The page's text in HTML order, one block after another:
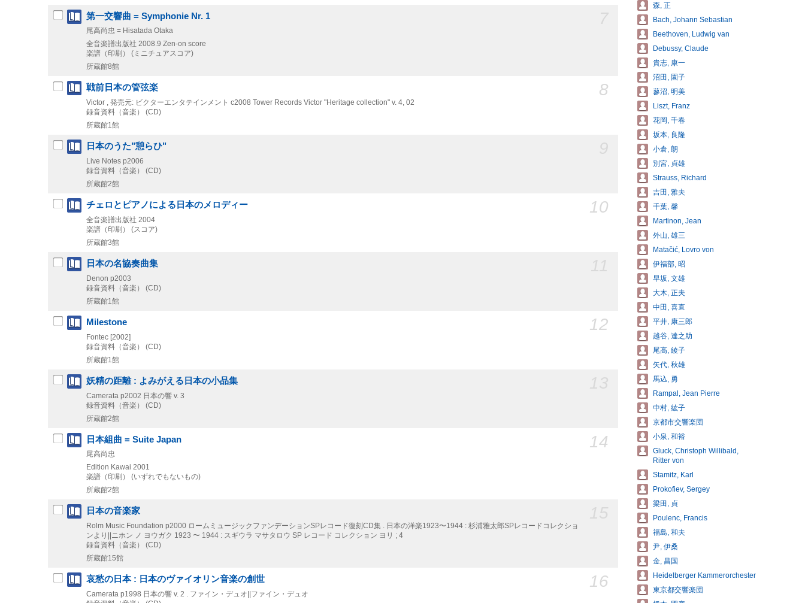
第一交響曲 = Symphonie Nr. 1
尾高尚忠 = Hisatada Otaka
全音楽譜出版社 2008.9 Zen-on score
楽譜（印刷） (ミニチュアスコア)
所蔵館8館
8
戦前日本の管弦楽
Victor , 発売元: ビクターエンタテインメント c2008 Tower Records Victor "Heritage collection" v. 4, 02
録音資料（音楽） (CD)
所蔵館1館
日本のうた"憩らひ"
Live Notes p2006
録音資料（音楽） (CD)
所蔵館2館
10
チェロとピアノによる日本のメロディー
全音楽譜出版社 2004
楽譜（印刷） (スコア)
所蔵館3館
日本の名協奏曲集
Denon p2003
録音資料（音楽） (CD)
所蔵館1館
12
Milestone
Fontec [2002]
録音資料（音楽） (CD)
所蔵館1館
妖精の距離 : よみがえる日本の小品集
Camerata p2002 日本の響 v. 3
録音資料（音楽） (CD)
所蔵館2館
14
日本組曲 = Suite Japan
尾高尚忠
Edition Kawai 2001
楽譜（印刷） (いずれでもないもの)
所蔵館2館
日本の音楽家
Rolm Music Foundation p2000 ロームミュージックファンデーションSPレコード復刻CD集 . 日本の洋楽1923〜1944 : 杉浦雅太郎SPレコードコレクショ
ンより||ニホン ノ ヨウガク 1923 〜 1944 : スギウラ マサタロウ SP レコード コレクション ヨリ ; 4
録音資料（音楽） (CD)
所蔵館15館
16
哀愁の日本 : 日本のヴァイオリン音楽の創世
Camerata p1998 日本の響 v. 2 . ファイン・デュオ||ファイン・デュオ
森, 正
Bach, Johann Sebastian
Beethoven, Ludwig van
Debussy, Claude
貴志, 康一
沼田, 園子
蓼沼, 明美
Liszt, Franz
花岡, 千春
坂本, 良隆
小倉, 朗
別宮, 貞雄
Strauss, Richard
吉田, 雅夫
千葉, 馨
Martinon, Jean
外山, 雄三
Matačić, Lovro von
伊福部, 昭
早坂, 文雄
大木, 正夫
中田, 喜直
平井, 康三郎
越谷, 達之助
尾高, 綾子
矢代, 秋雄
馬込, 勇
Rampal, Jean Pierre
中村, 紘子
京都市交響楽団
小泉, 和裕
Gluck, Christoph Willibald,
Ritter von
Stamitz, Karl
Prokofiev, Sergey
梁田, 貞
Poulenc, Francis
福島, 和夫
尹, 伊桑
金, 昌国
Heidelberger Kammerorchester
東京都交響楽団